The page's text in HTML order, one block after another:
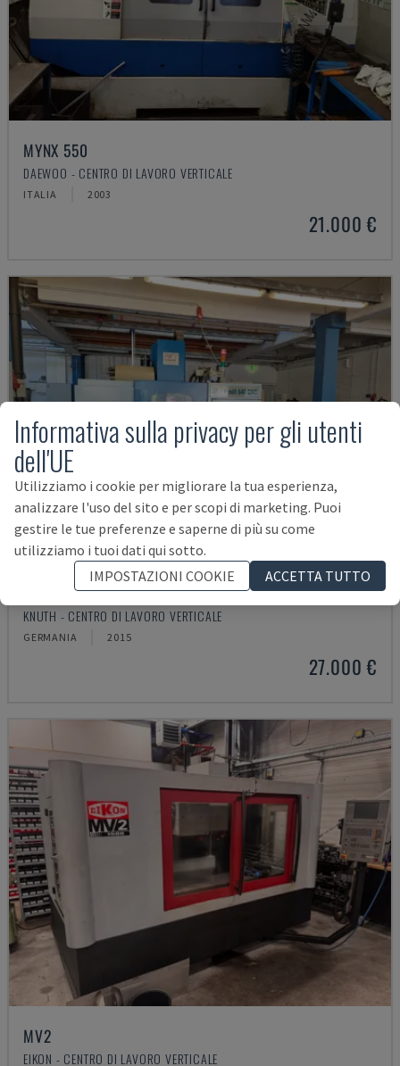
MYNX 550
DAEWOO - CENTRO DI LAVORO VERTICALE
ITALIA 2003
21.000 €
X-MILL 640
KNUTH - CENTRO DI LAVORO VERTICALE
GERMANIA 2015
27.000 €
MV2
EIKON - CENTRO DI LAVORO VERTICALE
Informativa sulla privacy per gli utenti
dell'UE
Utilizziamo i cookie per migliorare la tua esperienza,
analizzare l'uso del sito e per scopi di marketing. Puoi
gestire le tue preferenze e saperne di più su come
utilizziamo i tuoi dati qui sotto.
IMPOSTAZIONI COOKIE
ACCETTA TUTTO